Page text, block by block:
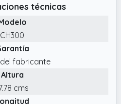
para los altavoces,
de 6,3 mm, control de
máxima
de uso.
con Bluetooth y
USB y tarjetas micro SD.
con volumen
para discursos,
técnicas
CH300
fabricante
Altura
cms